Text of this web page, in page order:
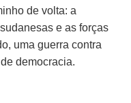
de volta: a
e as forças
uma guerra contra
democracia.